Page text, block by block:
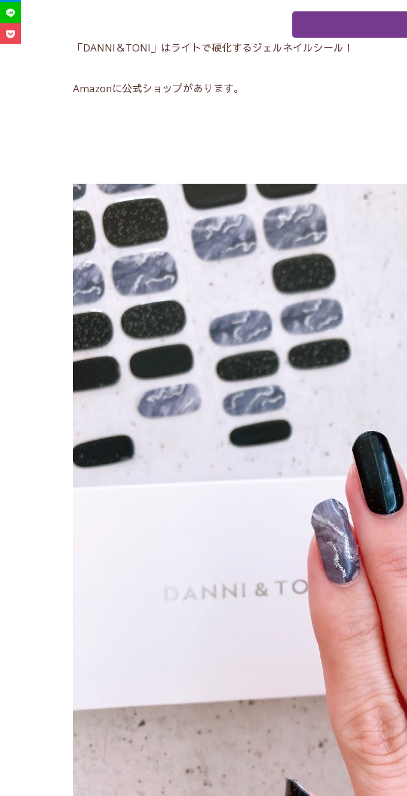
「DANNI＆TONI」はライトで硬化するジェルネイルシール！
Amazonに公式ショップがあります。